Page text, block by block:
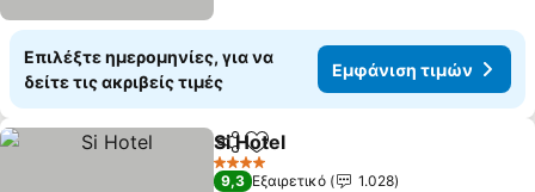
Επιλέξτε ημερομηνίες, για να
δείτε τις ακριβείς τιμές
Εμφάνιση τιμών
Κοινοποίηση
Προσθήκη στα αγαπημένα
Si Hotel
4 Αστέρια
9,3 Εξαιρετικό
1.028